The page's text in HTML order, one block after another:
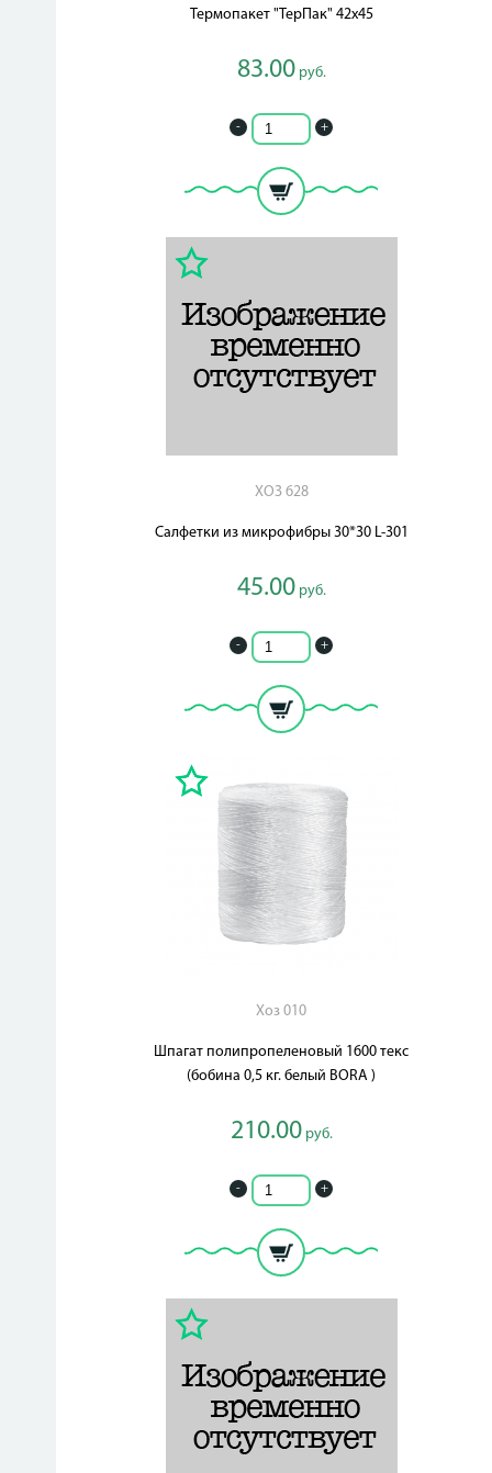
Термопакет "ТерПак" 42х45
83.00руб.
- +
ХОЗ 628
Салфетки из микрофибры 30*30 L-301
45.00руб.
- +
Хоз 010
Шпагат полипропеленовый 1600 текс
(бобина 0,5 кг. белый BORA )
210.00руб.
- +